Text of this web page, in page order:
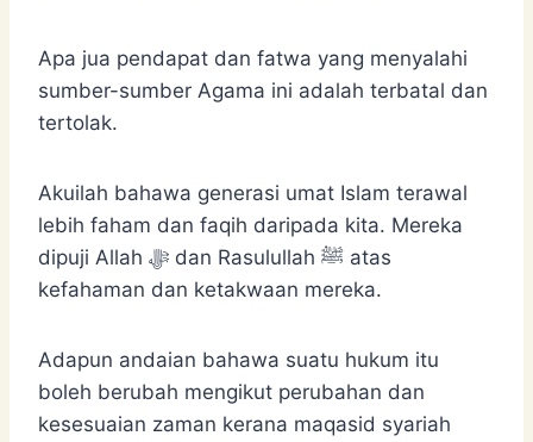
Apa jua pendapat dan fatwa yang menyalahi
sumber-sumber Agama ini adalah terbatal dan
tertolak.
Akuilah bahawa generasi umat Islam terawal
lebih faham dan faqih daripada kita. Mereka
dipuji Allah ﷻ dan Rasulullah ﷺ atas
kefahaman dan ketakwaan mereka.
Adapun andaian bahawa suatu hukum itu
boleh berubah mengikut perubahan dan
kesesuaian zaman kerana maqasid syariah